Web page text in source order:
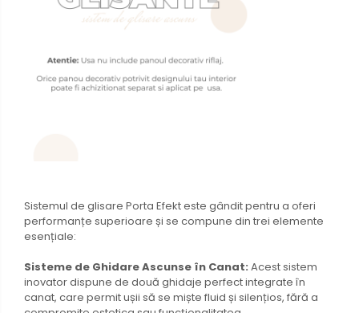
Sistemul de glisare Porta Efekt este gândit pentru a oferi
performanțe superioare și se compune din trei elemente
esențiale:
Sisteme de Ghidare Ascunse în Canat: Acest sistem
inovator dispune de două ghidaje perfect integrate în
canat, care permit ușii să se miște fluid și silențios, fără a